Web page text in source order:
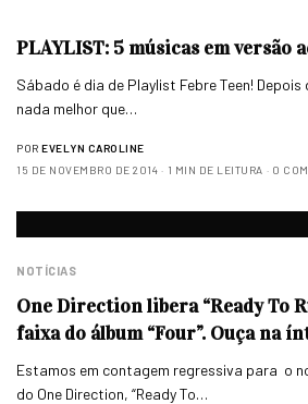
PLAYLIST: 5 músicas em versão
Sábado é dia de Playlist Febre Teen!
nada melhor que…
POR EVELYN CAROLINE
15 DE NOVEMBRO DE 2014
1 MIN DE LEITURA 0
NOTÍCIAS
One Direction libera “Ready To
faixa do álbum “Four”. Ouça na
Estamos em contagem regressiva para o
do One Direction, “Ready To…